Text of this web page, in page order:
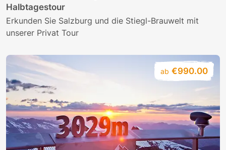
Halbtagestour
Erkunden Sie Salzburg und die Stiegl-Brauwelt mit
unserer Privat Tour
ab €990.00